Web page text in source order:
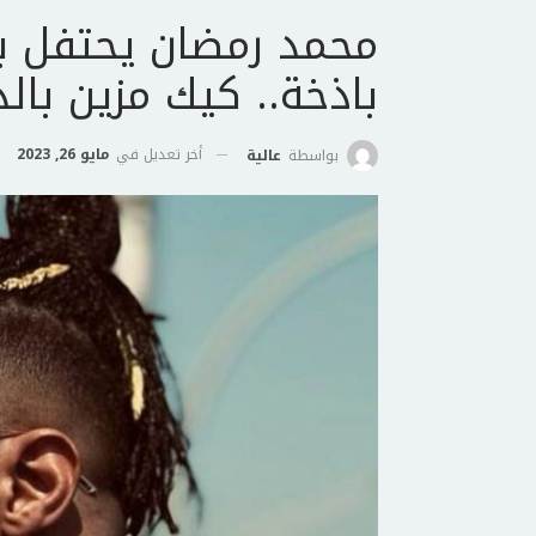
محمد رمضان يحتفل
باذخة.. كيك مزين
بواسطة عالية أخر تعديل في مايو 26, 2023